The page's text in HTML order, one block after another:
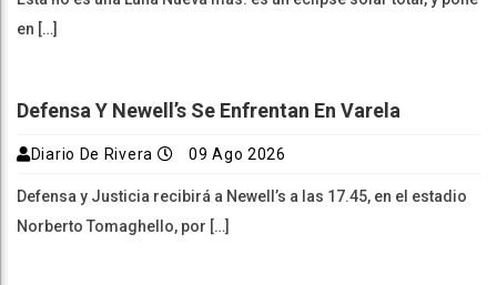
en […]
Defensa Y Newell’s Se Enfrentan En Varela
Diario De Rivera 09 Ago 2026
Defensa y Justicia recibirá a Newell’s a las 17.45, en el estadio
Norberto Tomaghello, por […]